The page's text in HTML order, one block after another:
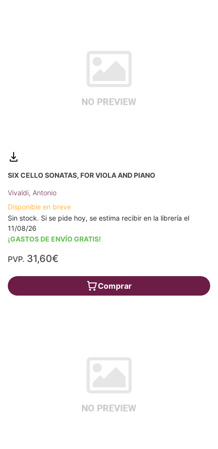
SIX CELLO SONATAS, FOR VIOLA AND PIANO
Vivaldi, Antonio
Disponible en breve
Sin stock. Si se pide hoy, se estima recibir en la librería el
11/08/26
¡GASTOS DE ENVÍO GRATIS!
PVP. 31,60€
Comprar